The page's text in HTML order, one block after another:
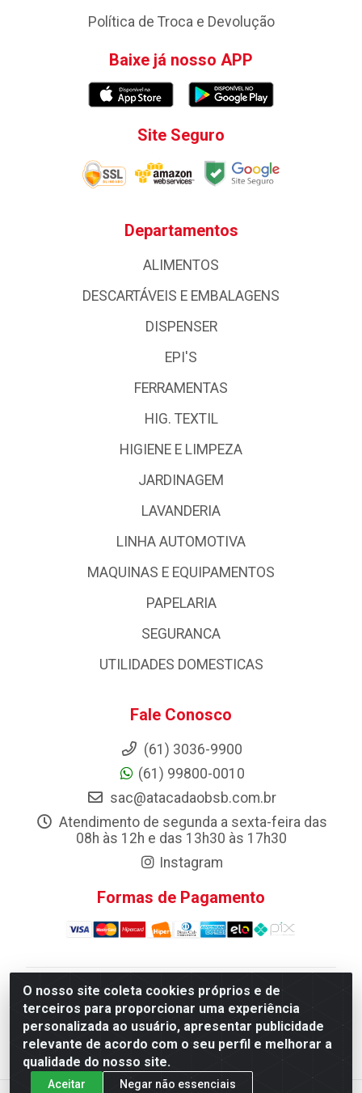
O nosso site coleta cookies próprios e de
terceiros para proporcionar uma experiência
personalizada ao usuário, apresentar publicidade
relevante de acordo com o seu perfil e melhorar a
qualidade do nosso site.
Aceitar Negar não essenciais
Política de Troca e Devolução
Baixe já nosso APP
Site Seguro
Departamentos
ALIMENTOS
DESCARTÁVEIS E EMBALAGENS
DISPENSER
EPI'S
FERRAMENTAS
HIG. TEXTIL
HIGIENE E LIMPEZA
JARDINAGEM
LAVANDERIA
LINHA AUTOMOTIVA
MAQUINAS E EQUIPAMENTOS
PAPELARIA
SEGURANCA
UTILIDADES DOMESTICAS
Fale Conosco
(61) 3036-9900
(61) 99800-0010
sac@atacadaobsb.com.br
Atendimento de segunda a sexta-feira das
08h às 12h e das 13h30 às 17h30
Instagram
Formas de Pagamento
Atacadao da Limpeza F. Pereira Queiroz Comercio e
Distribuicao LTDA - Quadra Qi 10 Lotes 39 e, 41 - Setor
Industrial (Taguatinga), Brasília/DF - CEP 72.135-100 -
CNPJ 13.184.675/0001-80